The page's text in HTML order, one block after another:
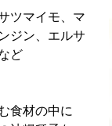
ツマイモ、マ
ジン、エルサ
ど
食材の中に